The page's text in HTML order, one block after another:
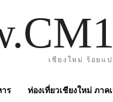
เชียงใหม่ ร้อยแ
ร ท่องเที่ยวเชียงใหม่ ภาค